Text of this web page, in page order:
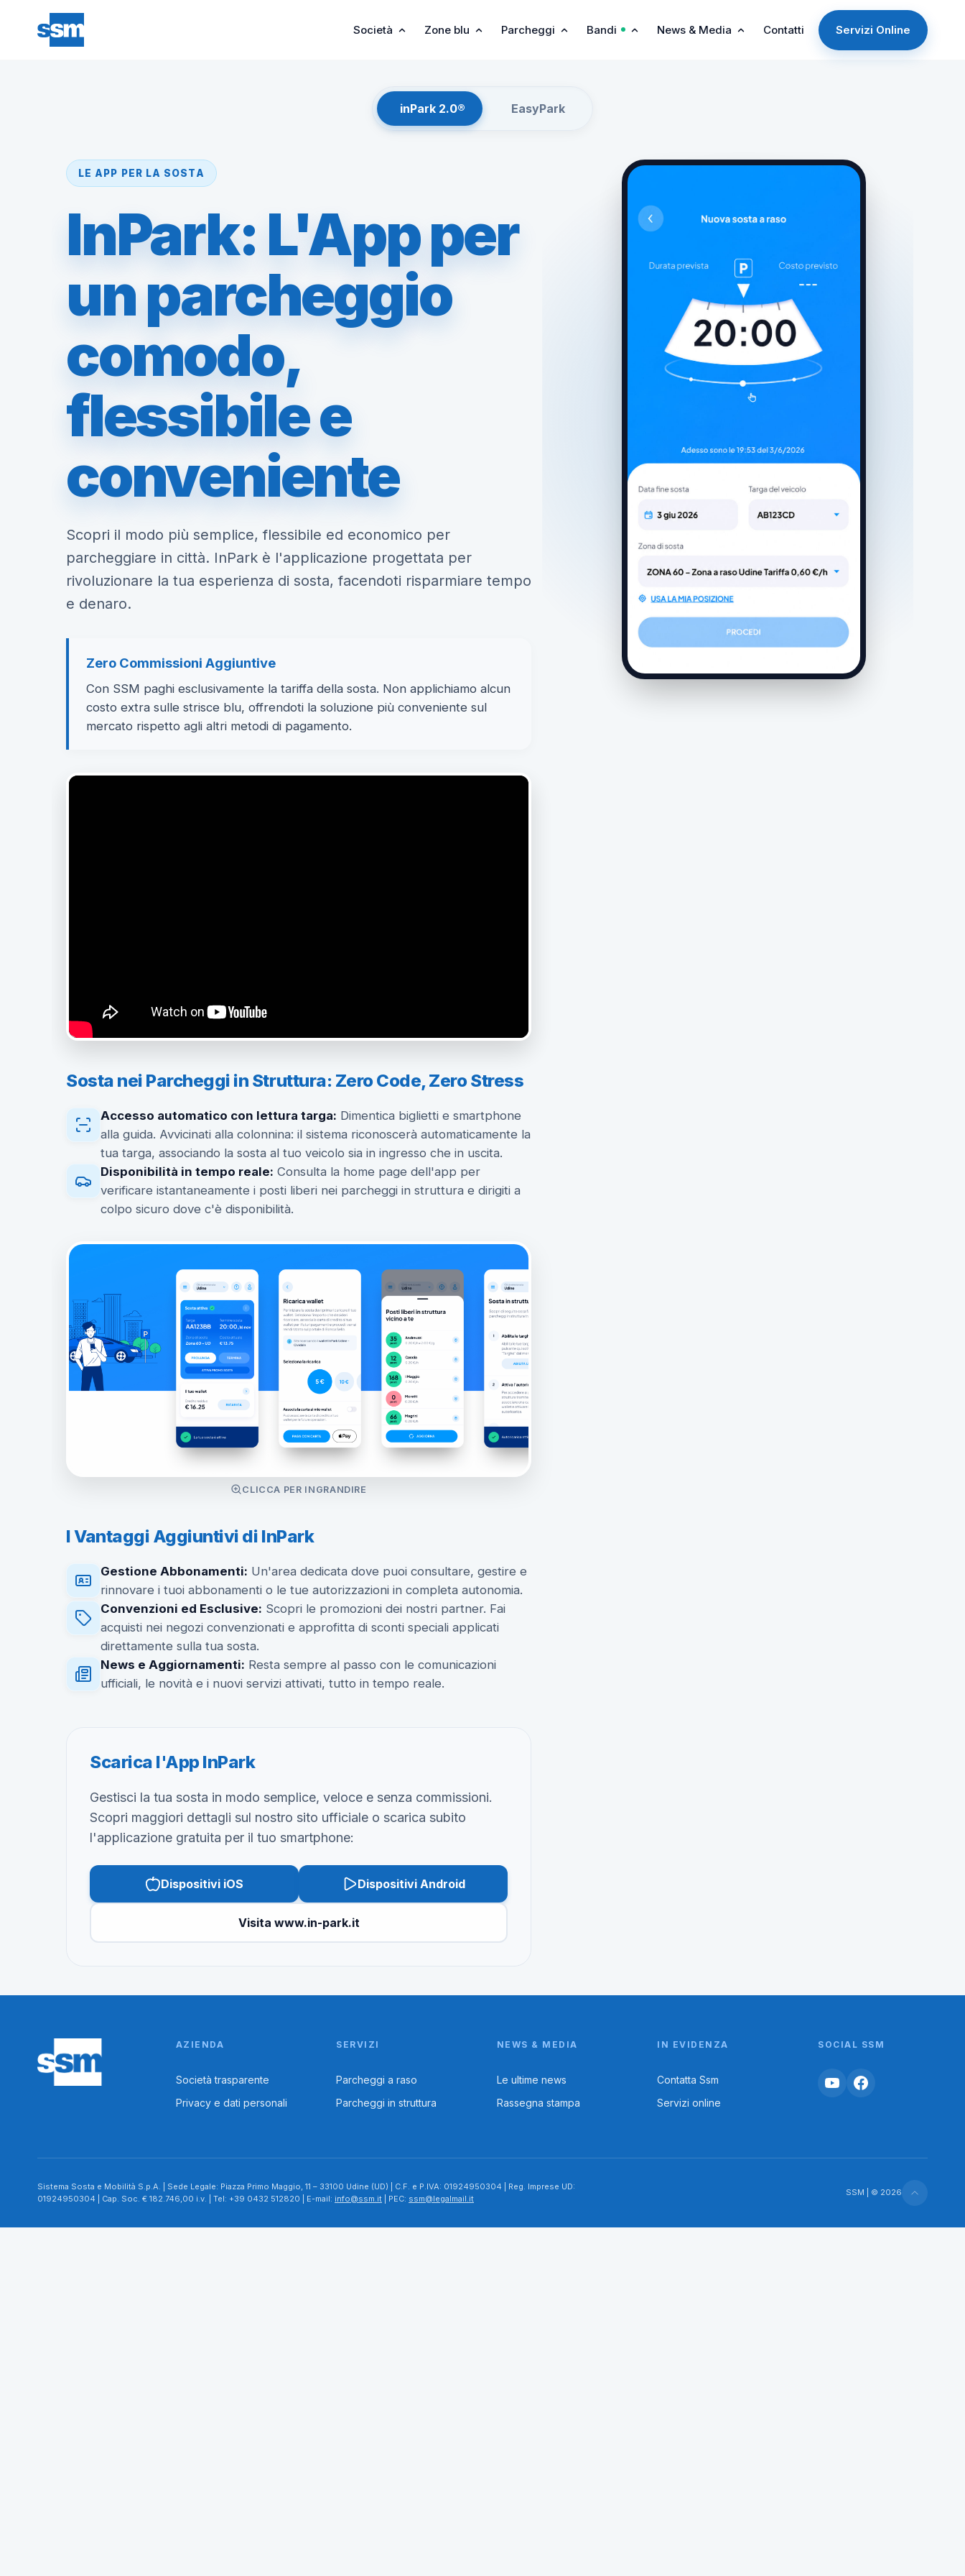
Società Zone blu Parcheggi Bandi News & Media Contatti Servizi Online
inPark 2.0® EasyPark
LE APP PER LA SOSTA
InPark: L'App per
un parcheggio
comodo,
flessibile e
conveniente
Scopri il modo più semplice, flessibile ed economico per
parcheggiare in città. InPark è l'applicazione progettata per
rivoluzionare la tua esperienza di sosta, facendoti risparmiare tempo
e denaro.
Zero Commissioni Aggiuntive
Con SSM paghi esclusivamente la tariffa della sosta. Non applichiamo alcun
costo extra sulle strisce blu, offrendoti la soluzione più conveniente sul
mercato rispetto agli altri metodi di pagamento.
Sosta nei Parcheggi in Struttura: Zero Code, Zero Stress
Accesso automatico con lettura targa: Dimentica biglietti e smartphone
alla guida. Avvicinati alla colonnina: il sistema riconoscerà automaticamente la
tua targa, associando la sosta al tuo veicolo sia in ingresso che in uscita.
Disponibilità in tempo reale: Consulta la home page dell'app per
verificare istantaneamente i posti liberi nei parcheggi in struttura e dirigiti a
colpo sicuro dove c'è disponibilità.
CLICCA PER INGRANDIRE
I Vantaggi Aggiuntivi di InPark
Gestione Abbonamenti: Un'area dedicata dove puoi consultare, gestire e
rinnovare i tuoi abbonamenti o le tue autorizzazioni in completa autonomia.
Convenzioni ed Esclusive: Scopri le promozioni dei nostri partner. Fai
acquisti nei negozi convenzionati e approfitta di sconti speciali applicati
direttamente sulla tua sosta.
News e Aggiornamenti: Resta sempre al passo con le comunicazioni
ufficiali, le novità e i nuovi servizi attivati, tutto in tempo reale.
Scarica l'App InPark
Gestisci la tua sosta in modo semplice, veloce e senza commissioni.
Scopri maggiori dettagli sul nostro sito ufficiale o scarica subito
l'applicazione gratuita per il tuo smartphone:
Dispositivi iOS Dispositivi Android
Visita www.in-park.it
AZIENDA
Società trasparente
Privacy e dati personali
SERVIZI
Parcheggi a raso
Parcheggi in struttura
NEWS & MEDIA
Le ultime news
Rassegna stampa
IN EVIDENZA
Contatta Ssm
Servizi online
SOCIAL SSM
Sistema Sosta e Mobilità S.p.A. | Sede Legale: Piazza Primo Maggio, 11 – 33100 Udine (UD) | C.F. e P.IVA: 01924950304 | Reg. Imprese UD:
01924950304 | Cap. Soc. € 182.746,00 i.v. | Tel: +39 0432 512820 | E-mail: info@ssm.it | PEC: ssm@legalmail.it
SSM | © 2026